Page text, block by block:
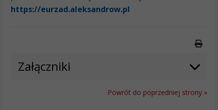
https://eurzad.aleksandrow.pl
Załączniki
Powrót do poprzedniej strony »